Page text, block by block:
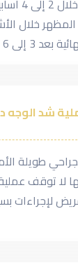
خلال
إلى 6 أشهر.
شد الوجه
طويلة
ولكنها لا توقف
لإجراءات